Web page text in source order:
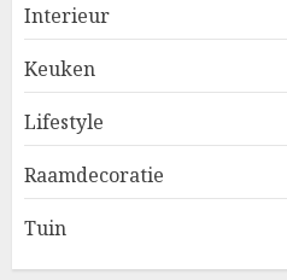
Interieur
Keuken
Lifestyle
Raamdecoratie
Tuin